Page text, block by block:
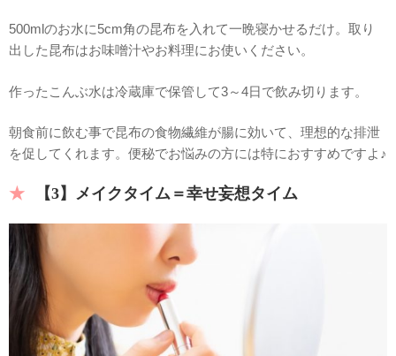
500mlのお水に5cm角の昆布を入れて一晩寝かせるだけ。取り
出した昆布はお味噌汁やお料理にお使いください。
作ったこんぶ水は冷蔵庫で保管して3～4日で飲み切ります。
朝食前に飲む事で昆布の食物繊維が腸に効いて、理想的な排泄
を促してくれます。便秘でお悩みの方には特におすすめですよ♪
【3】メイクタイム＝幸せ妄想タイム